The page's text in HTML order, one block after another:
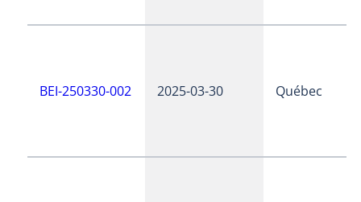
BEI-250330-002 2025-03-30 Québec